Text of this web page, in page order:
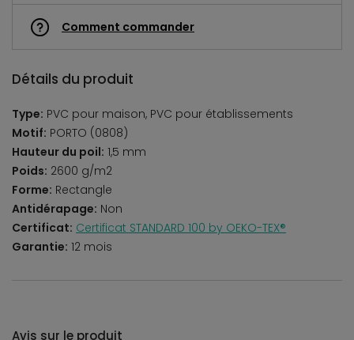
Comment commander
Détails du produit
Type: PVC pour maison, PVC pour établissements
Motif: PORTO (0808)
Hauteur du poil: 1,5 mm
Poids: 2600 g/m2
Forme: Rectangle
Antidérapage: Non
Certificat: Certificat STANDARD 100 by OEKO-TEX®
Garantie: 12 mois
Avis sur le produit